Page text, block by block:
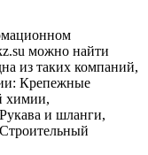
можно найти
из таких компаний,
Крепежные
химии,
и шланги,